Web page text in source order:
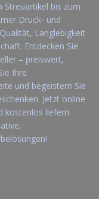
Streuartikel bis zum
Druck- und
Langlebigkeit
Entdecken Sie
– preiswert,
Ihre
und begeistern Sie
Jetzt online
kostenlos liefern